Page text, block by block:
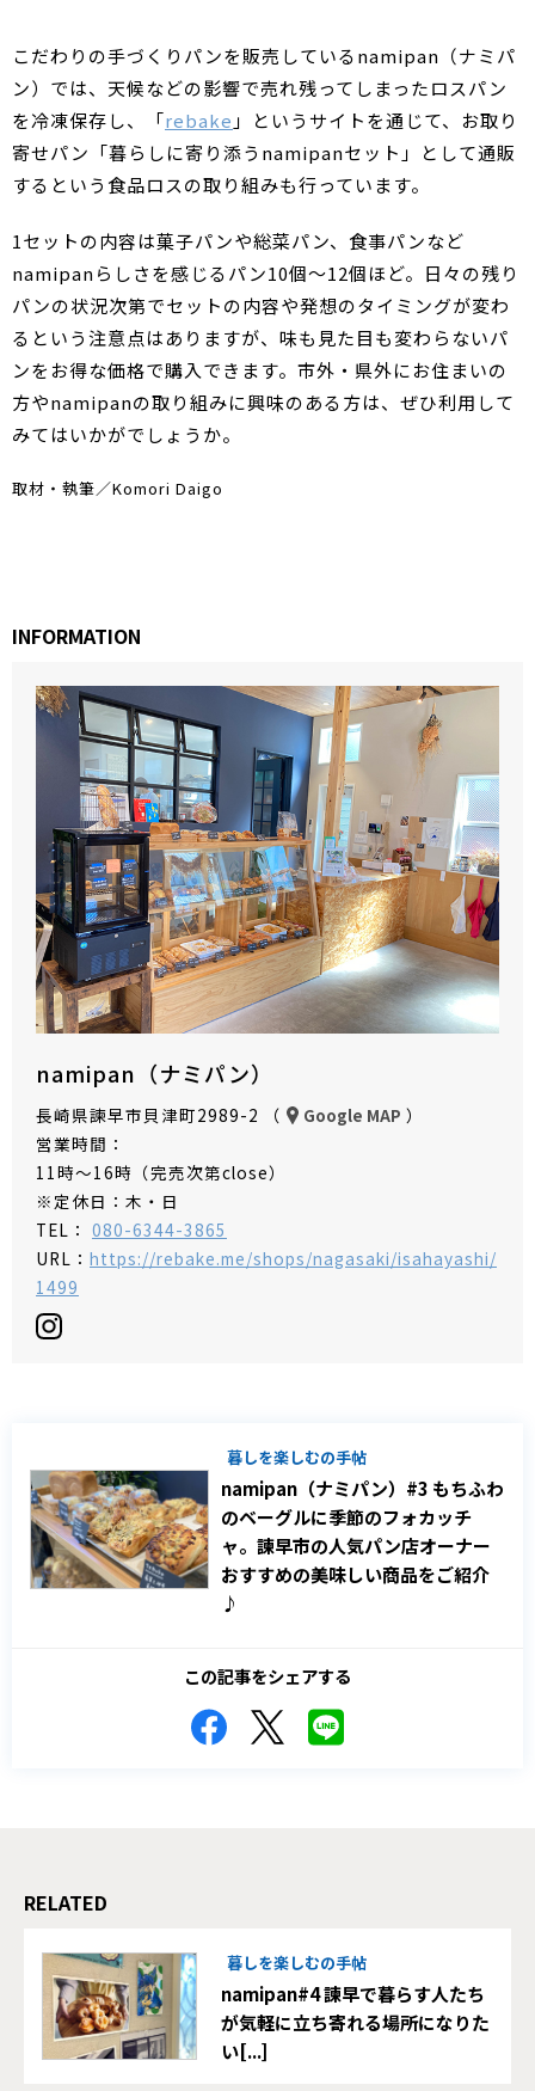
こだわりの手づくりパンを販売しているnamipan（ナミパ
ン）では、天候などの影響で売れ残ってしまったロスパン
を冷凍保存し、「rebake 」というサイトを通じて、お取り
寄せパン「暮らしに寄り添うnamipanセット」として通販
するという食品ロスの取り組みも行っています。
1セットの内容は菓子パンや総菜パン、食事パンなど
namipanらしさを感じるパン10個～12個ほど。日々の残り
パンの状況次第でセットの内容や発想のタイミングが変わ
るという注意点はありますが、味も見た目も変わらないパ
ンをお得な価格で購入できます。市外・県外にお住まいの
方やnamipanの取り組みに興味のある方は、ぜひ利用して
みてはいかがでしょうか。
取材・執筆／Komori Daigo
INFORMATION
namipan（ナミパン）
長崎県諫早市貝津町2989-2 （ Google MAP ）
営業時間：
11時～16時（完売次第close）
※定休日：木・日
TEL： 080-6344-3865
URL： https://rebake.me/shops/nagasaki/isahayashi/
1499
暮しを楽しむの手帖
namipan（ナミパン）#3 もちふわ
のベーグルに季節のフォカッチ
ャ。諫早市の人気パン店オーナー
おすすめの美味しい商品をご紹介
♪
この記事をシェアする
RELATED
暮しを楽しむの手帖
namipan#4 諫早で暮らす人たち
が気軽に立ち寄れる場所になりた
い[...]